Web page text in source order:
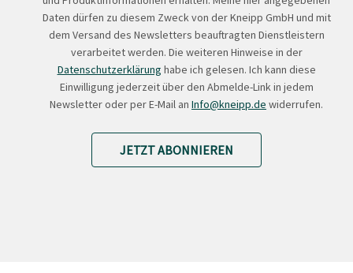
Daten dürfen zu diesem Zweck von der Kneipp GmbH und mit
dem Versand des Newsletters beauftragten Dienstleistern
verarbeitet werden. Die weiteren Hinweise in der
Datenschutzerklärung habe ich gelesen. Ich kann diese
Einwilligung jederzeit über den Abmelde-Link in jedem
Newsletter oder per E-Mail an Info@kneipp.de widerrufen.
JETZT ABONNIEREN